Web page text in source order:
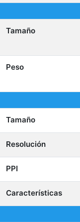
Tamaño
Peso
Tamaño
Resolución
PPI
Características